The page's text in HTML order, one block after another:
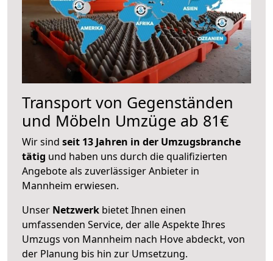
Transport von Gegenständen
und Möbeln Umzüge ab 81€
Wir sind seit 13 Jahren in der Umzugsbranche
tätig und haben uns durch die qualifizierten
Angebote als zuverlässiger Anbieter in
Mannheim erwiesen.
Unser Netzwerk bietet Ihnen einen
umfassenden Service, der alle Aspekte Ihres
Umzugs von Mannheim nach Hove abdeckt, von
der Planung bis hin zur Umsetzung.